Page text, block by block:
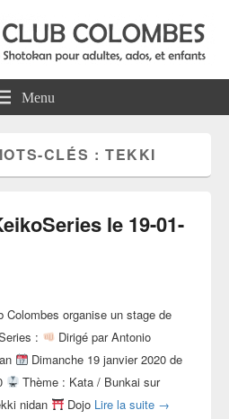
Menu
CLÉS :TEKKI
le 19-01-
Colombes organise un stage de
:
Dirigé par Antonio
Dimanche 19 janvier 2020 de
Thème : Kata / Bunkai sur
nidan
Dojo Lire la suite Stage karaté
→